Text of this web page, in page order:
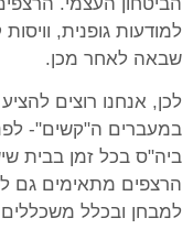
למודעות גופנית,
שבאה לאחר מכן.
לכן, אנחנו רוצים
במעברים ה"קשים"-
ביה"ס בכל זמן בבית
הרצפים מתאימים גם
למבחן ובכלל משכללים